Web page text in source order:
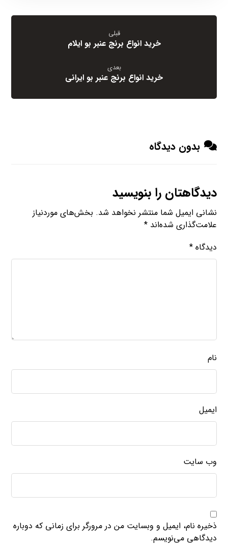
قبلی
خرید انواع برنج عنبر بو ایلام
بعدی
خرید انواع برنج عنبر بو ایرانی
بدون دیدگاه
دیدگاهتان را بنویسید
نشانی ایمیل شما منتشر نخواهد شد. بخش‌های موردنیاز
علامت‌گذاری شده‌اند*
دیدگاه*
نام
ایمیل
وب‌ سایت
ذخیره نام، ایمیل و وبسایت من در مرورگر برای زمانی که دوباره
دیدگاهی می‌نویسم.